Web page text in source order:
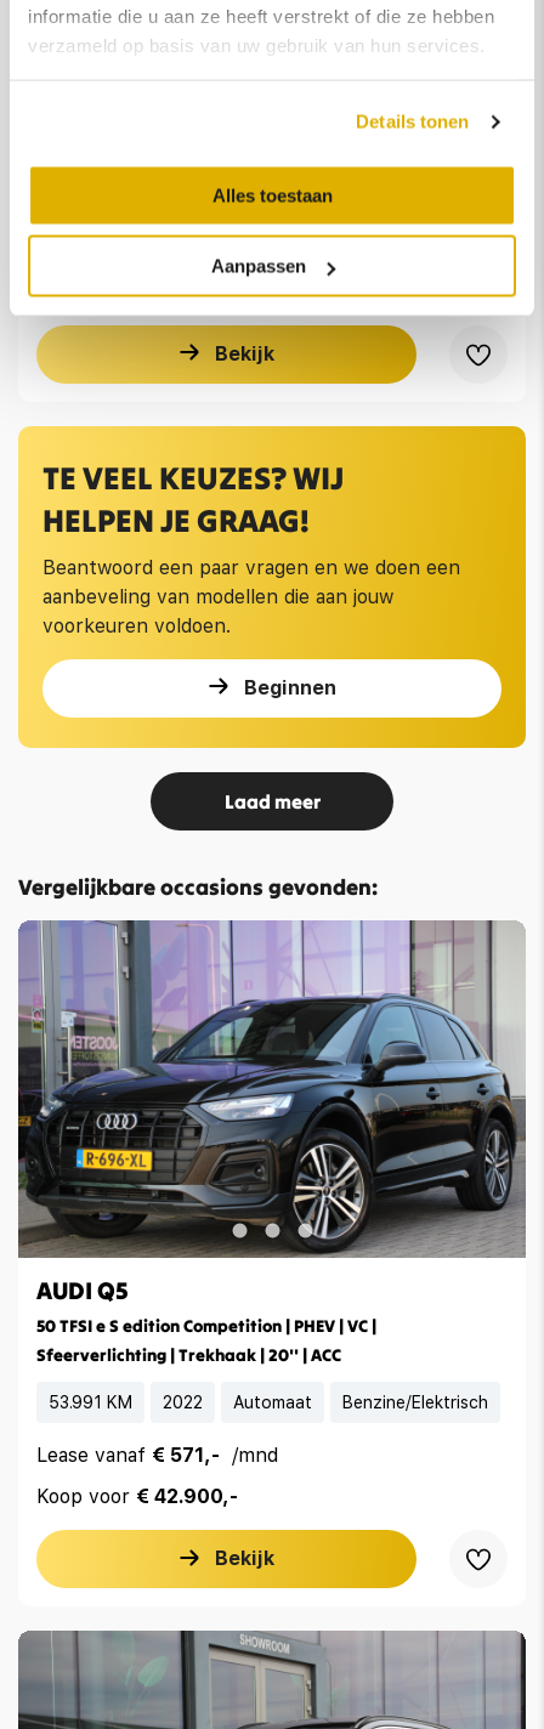
informatie die u aan ze heeft verstrekt of die ze hebben
verzameld op basis van uw gebruik van hun services.
Details tonen
Alles toestaan
Aanpassen
2.0 TFSI quattro | Pano | Navi | Led | Stoelverwarming |
Handgeschakeld
Koop voor € 14.750,- € 15.450,-
Bekijk
TE VEEL KEUZES? WIJ
HELPEN JE GRAAG!
Beantwoord een paar vragen en we doen een
aanbeveling van modellen die aan jouw
voorkeuren voldoen.
Beginnen
Laad meer
Vergelijkbare occasions gevonden:
AUDI Q5
50 TFSI e S edition Competition | PHEV | VC |
Sfeerverlichting | Trekhaak | 20'' | ACC
53.991 KM 2022 Automaat Benzine/Elektrisch
Lease vanaf € 571,-
/mnd
Koop voor € 42.900,-
Bekijk